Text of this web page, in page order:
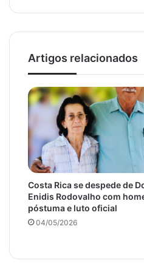
Artigos relacionados
Costa Rica se despede de
Enidis Rodovalho com
póstuma e luto oficial
04/05/2026